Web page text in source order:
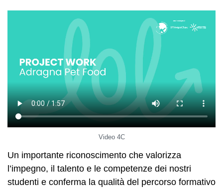
Video 4C
Un importante riconoscimento che valorizza
l’impegno, il talento e le competenze dei nostri
studenti e conferma la qualità del percorso formativo